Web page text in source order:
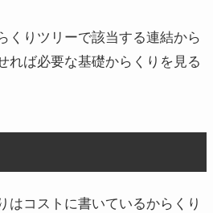
くりツリーで該当する連結から
れば必要な基礎からくりを見る
はコストに書いているからくり